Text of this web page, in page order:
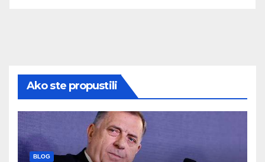
Ako ste propustili
BLOG